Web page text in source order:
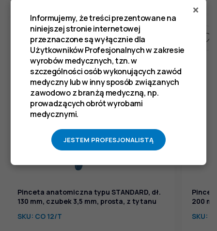
Pinceta anatomiczna typu STANDARD, dł.
130 mm, czubek 3,5 mm, prosta, z tytanu
SKU: CO 12/T
200
SKU:
×
Informujemy, że treści prezentowane na
niniejszej stronie internetowej
przeznaczone są wyłącznie dla
Użytkowników Profesjonalnych w zakresie
wyrobów medycznych, tzn. w
szczególności osób wykonujących zawód
medyczny lub w inny sposób związanych
zawodowo z branżą medyczną, np.
prowadzących obrót wyrobami
medycznymi.
JESTEM PROFESJONALISTĄ